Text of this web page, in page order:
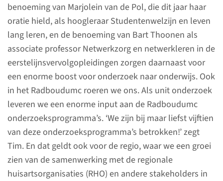
benoeming van Marjolein van de Pol, die dit jaar haar
oratie hield, als hoogleraar Studentenwelzijn en leven
lang leren, en de benoeming van Bart Thoonen als
associate professor Netwerkzorg en netwerkleren in de
eerstelijnsvervolgopleidingen zorgen daarnaast voor
een enorme boost voor onderzoek naar onderwijs. Ook
in het Radboudumc roeren we ons. Als unit onderzoek
leveren we een enorme input aan de Radboudumc
onderzoeksprogramma’s. ‘We zijn bij maar liefst vijftien
van deze onderzoeksprogramma’s betrokken!’ zegt
Tim. En dat geldt ook voor de regio, waar we een groei
zien van de samenwerking met de regionale
huisartsorganisaties (RHO) en andere stakeholders in
De afdeling
Eerstelijnsgeneeskunde in
beeld
Hier staat inhoud van een externe website
view.genially.com
) daarvoor zijn cookies nodig. U
heeft daarvoor geen toestemming gegeven. Wilt u
de inhoud toch zien? Pas dan uw
cookievoorkeuren aan
Open cookievoorkeuren.